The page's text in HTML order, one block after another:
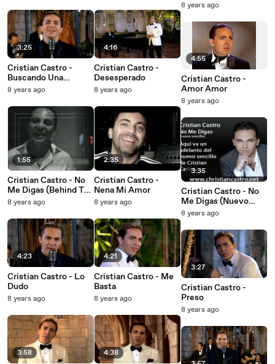
3:25
Cristian Castro -
Buscando Una
Sonrisa
8 years ago
1:55
Cristian Castro - No
Me Digas (Behind The
Scenes (Video
8 years ago
4:23
Cristian Castro - Lo
Dudo
8 years ago
3:58
4:16
Cristian Castro -
Desesperado
8 years ago
2:35
Cristian Castro -
Nena Mi Amor
8 years ago
4:21
Cristian Castro - Me
Basta
8 years ago
4:38
Cristian Castro
8 years ago
4:55
Cristian Castro -
Amor Amor
8 years ago
3:35
Cristian Castro - No
Me Digas (Nuevo
Sencillo!!)
8 years ago
3:27
Cristian Castro -
Preso
8 years ago